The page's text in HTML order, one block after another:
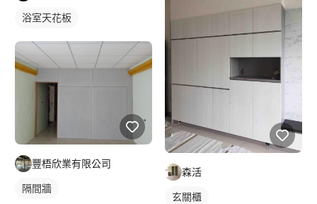
浴室天花板
豐梧欣業有限公司
隔間牆
森活
玄關櫃